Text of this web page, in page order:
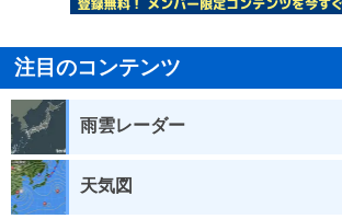
注目のコンテンツ
雨雲レーダー
天気図